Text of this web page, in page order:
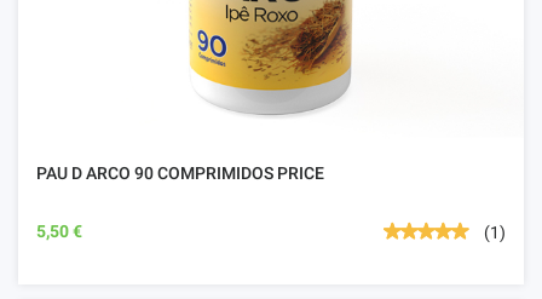
PAU D ARCO 90 COMPRIMIDOS PRICE
5,50 € (1)